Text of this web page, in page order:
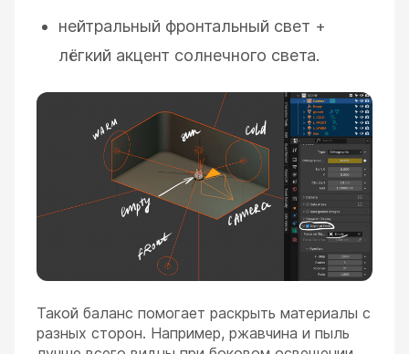
нейтральный фронтальный свет +
лёгкий акцент солнечного света.
Такой баланс помогает раскрыть материалы с
разных сторон. Например, ржавчина и пыль